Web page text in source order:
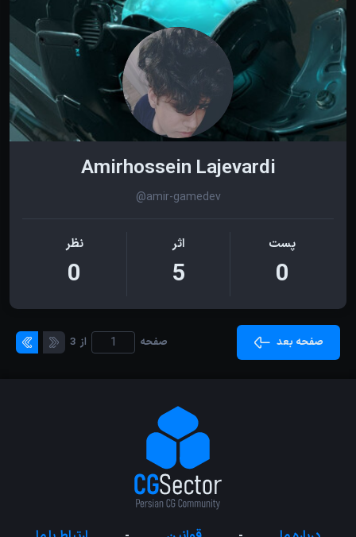
Amirhossein Lajevardi
@amir-gamedev
پست
0
اثر
5
نظر
0
صفحه بعد صفحه از 3